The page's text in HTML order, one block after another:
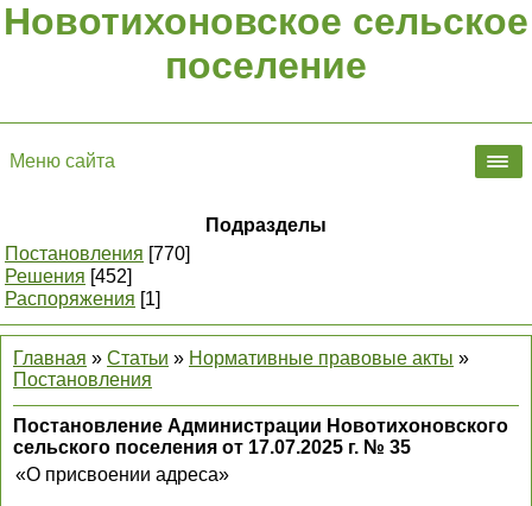
Новотихоновское сельское
поселение
Меню сайта
Подразделы
Постановления [770]
Решения [452]
Распоряжения [1]
Главная » Статьи » Нормативные правовые акты »
Постановления
Постановление Администрации Новотихоновского
сельского поселения от 17.07.2025 г. № 35
«О присвоении адреса»